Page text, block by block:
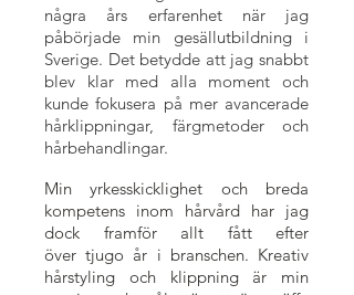
några års erfarenhet när jag
påbörjade min gesällutbildning i
Sverige. Det betydde att jag snabbt
blev klar med alla moment och
kunde fokusera på mer avancerade
hårklippningar, färgmetoder och
hårbehandlingar.
Min yrkesskicklighet och breda
kompetens inom hårvård har jag
dock framför allt fått efter
över tjugo år i branschen. Kreativ
hårstyling och klippning är min